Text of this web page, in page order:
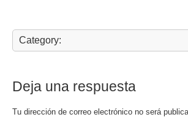
Category:
Deja una respuesta
Tu dirección de correo electrónico no será